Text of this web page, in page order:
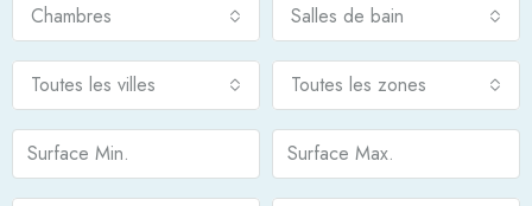
Chambres Salles de bain
Toutes les villes Toutes les zones